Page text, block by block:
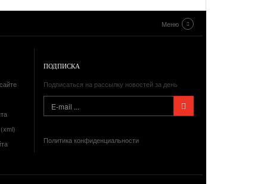
Меню
ПОДПИСКА
Подписаться на рассылку новостей за день
Политика конфиденциальности